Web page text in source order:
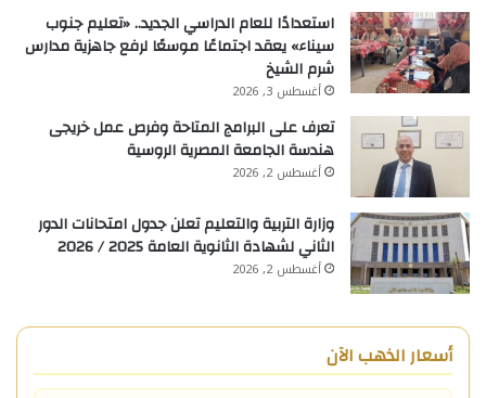
استعدادًا للعام الدراسي الجديد.. «تعليم جنوب
سيناء» يعقد اجتماعًا موسعًا لرفع جاهزية مدارس
شرم الشيخ
أغسطس 3, 2026
تعرف على البرامج المتاحة وفرص عمل خريجى
هندسة الجامعة المصرية الروسية
أغسطس 2, 2026
وزارة التربية والتعليم تعلن جدول امتحانات الدور
الثاني لشهادة الثانوية العامة 2025 / 2026
أغسطس 2, 2026
أسعار الذهب الآن